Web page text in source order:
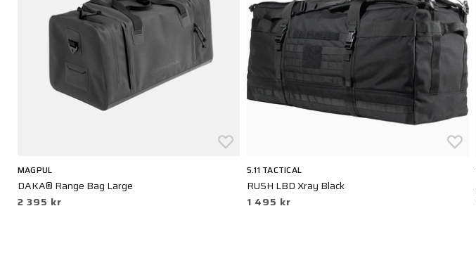
MAGPUL
DAKA® Range Bag Large
2 395 kr
5.11 TACTICAL
RUSH LBD Xray Black
1 495 kr